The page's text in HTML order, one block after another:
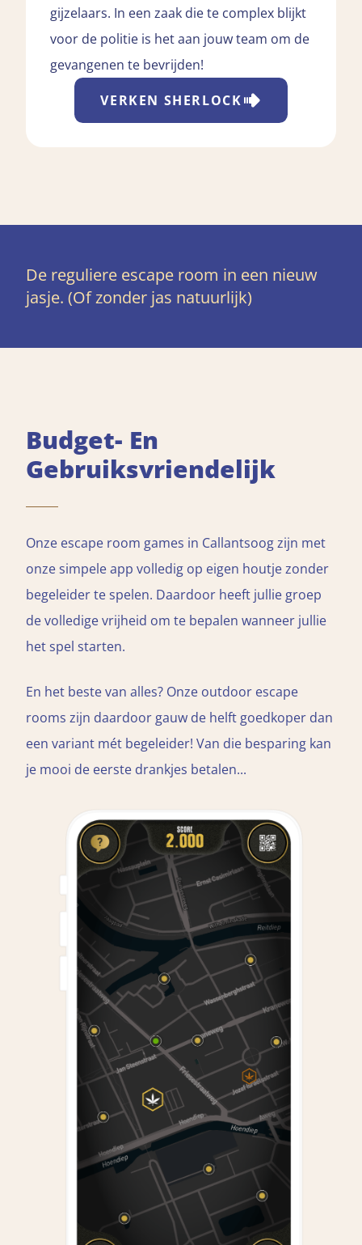
gijzelaars. In een zaak die te complex blijkt
voor de politie is het aan jouw team om de
gevangenen te bevrijden!
VERKEN SHERLOCK
De reguliere escape room in een nieuw
jasje. (Of zonder jas natuurlijk)
Budget- En
Gebruiksvriendelijk
Onze escape room games in Callantsoog zijn met
onze simpele app volledig op eigen houtje zonder
begeleider te spelen. Daardoor heeft jullie groep
de volledige vrijheid om te bepalen wanneer jullie
het spel starten.
En het beste van alles? Onze outdoor escape
rooms zijn daardoor gauw de helft goedkoper dan
een variant mét begeleider! Van die besparing kan
je mooi de eerste drankjes betalen...